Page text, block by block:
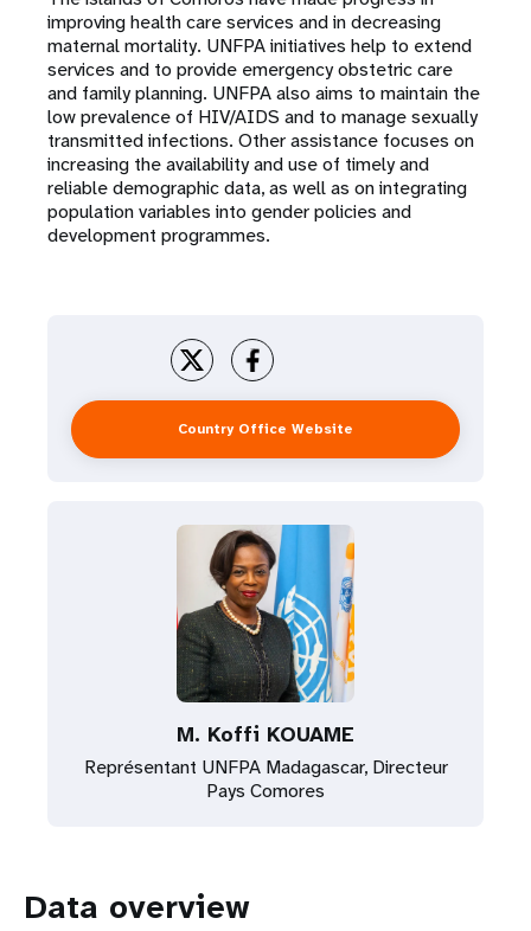
improving health care services and in decreasing
maternal mortality. UNFPA initiatives help to extend
services and to provide emergency obstetric care
and family planning. UNFPA also aims to maintain the
low prevalence of HIV/AIDS and to manage sexually
transmitted infections. Other assistance focuses on
increasing the availability and use of timely and
reliable demographic data, as well as on integrating
population variables into gender policies and
development programmes.
Country Office Website
M. Koffi KOUAME
Représentant UNFPA Madagascar, Directeur
Pays Comores
Data overview